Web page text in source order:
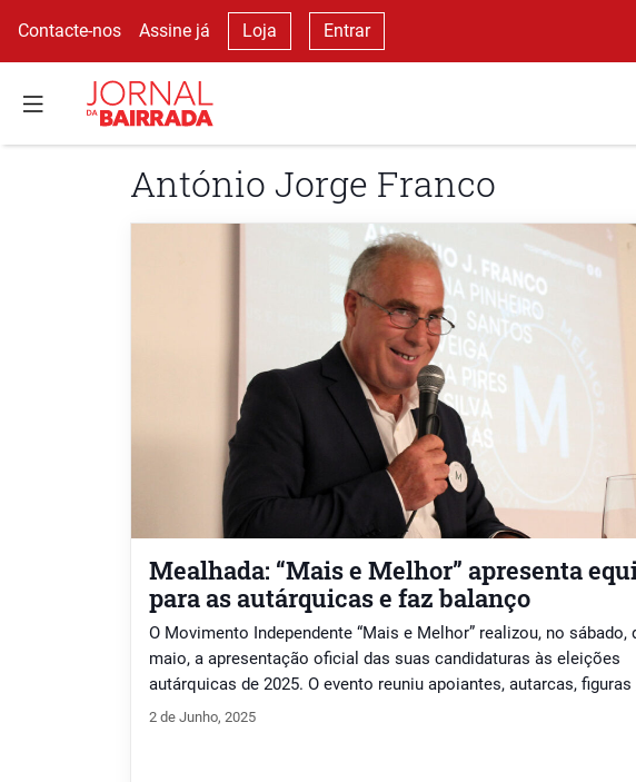
Contacte-nos Assine já Loja Entrar
António Jorge Franco
Mealhada: “Mais e Melhor” apresenta
para as autárquicas e faz balanço
O Movimento Independente “Mais e Melhor” realizou, no sábado,
maio, a apresentação oficial das suas candidaturas às eleições
autárquicas de 2025. O evento reuniu apoiantes, autarcas,
cidadãos de todas as freguesias do concelho da Mealhada, numa
2 de Junho, 2025